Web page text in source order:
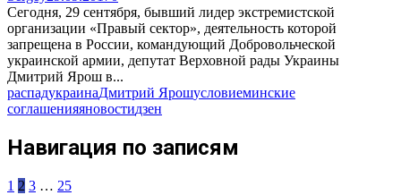
Сегодня, 29 сентября, бывший лидер экстремистской
организации «Правый сектор», деятельность которой
запрещена в России, командующий Добровольческой
украинской армии, депутат Верховной рады Украины
Дмитрий Ярош в...
распадукраинаДмитрий Ярошусловиеминские
соглашенияяновостидзен
Навигация по записям
1 2 3 … 25